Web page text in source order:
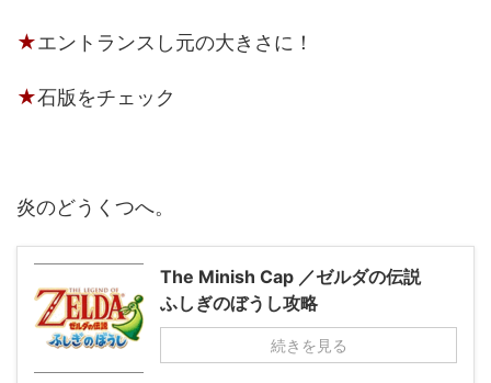
★エントランスし元の大きさに！
★石版をチェック
炎のどうくつへ。
The Minish Cap ／ゼルダの伝説
ふしぎのぼうし攻略
続きを見る